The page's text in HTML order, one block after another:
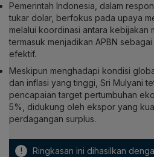
Pemerintah Indonesia, dalam
tukar dolar, berfokus pada upaya
melalui koordinasi antara kebijakan
termasuk menjadikan APBN
efektif.
Meskipun menghadapi kondisi
dan inflasi yang tinggi, Sri Mulyani
pencapaian target pertumbuhan
5%, didukung oleh ekspor yang
perdagangan surplus.
! Ringkasan ini dihasilkan